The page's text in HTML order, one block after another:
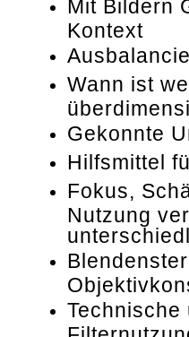
Mit Bildern
Kontext
Wann ist
Gekonnte
Hilfsmittel
Fokus,
Nutzung